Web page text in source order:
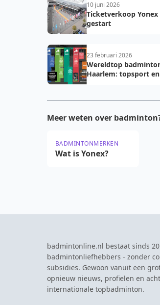
10 juni 2026
Ticketverkoop Yonex
gestart
23 februari 2026
Wereldtop
Haarlem: topsport
Meer weten over
BADMINTONMERKEN
Wat is Yonex?
badmintonline.nl bestaat sinds
badmintonliefhebbers - zonder
subsidies. Gewoon vanuit een
opnieuw nieuws, profielen en
internationale topbadminton.